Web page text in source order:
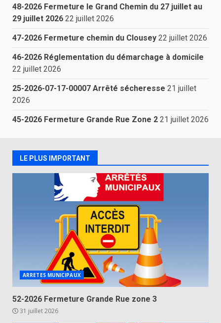
48-2026 Fermeture le Grand Chemin du 27 juillet au
29 juillet 2026 22 juillet 2026
47-2026 Fermeture chemin du Clousey 22 juillet 2026
46-2026 Réglementation du démarchage à domicile
22 juillet 2026
25-2026-07-17-00007 Arrêté sécheresse 21 juillet
2026
45-2026 Fermeture Grande Rue Zone 2 21 juillet 2026
LE PLUS IMPORTANT
ARRETES MUNICIPAUX
52-2026 Fermeture Grande Rue zone 3
31 juillet 2026